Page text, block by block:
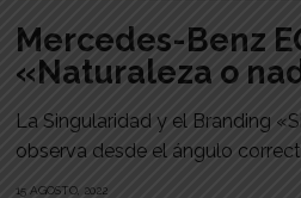
Mercedes-Benz
«Naturaleza o
La Singularidad y el Branding
observa desde el ángulo
15 AGOSTO, 2022